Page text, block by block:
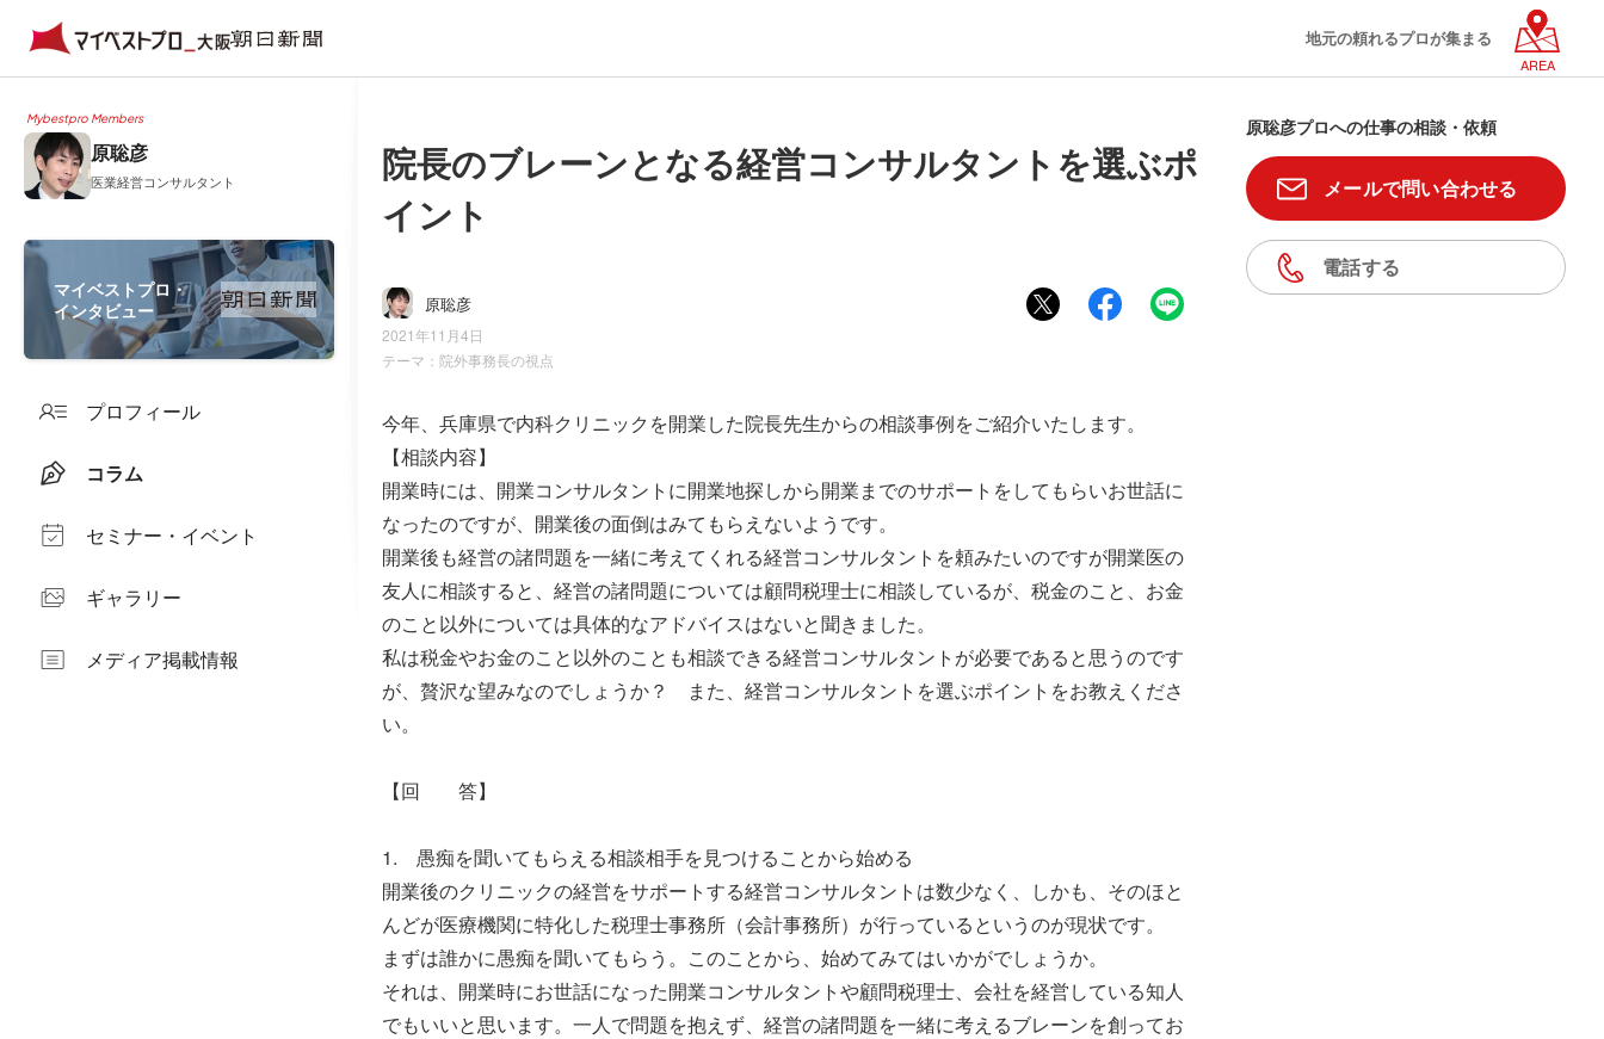
地元の頼れるプロが集まる
AREA
Mybestpro Members
原聡彦
医業経営コンサルタント
マイベストプロ・
インタビュー
プロフィール
コラム
セミナー・イベント
ギャラリー
メディア掲載情報
院長のブレーンとなる経営コンサルタントを選ぶポ
イント
原聡彦
2021年11月4日
テーマ： 院外事務長の視点
今年、兵庫県で内科クリニックを開業した院長先生からの相談事例をご紹介いたします。
【相談内容】
開業時には、開業コンサルタントに開業地探しから開業までのサポートをしてもらいお世話に
なったのですが、開業後の面倒はみてもらえないようです。
開業後も経営の諸問題を一緒に考えてくれる経営コンサルタントを頼みたいのですが開業医の
友人に相談すると、経営の諸問題については顧問税理士に相談しているが、税金のこと、お金
のこと以外については具体的なアドバイスはないと聞きました。
私は税金やお金のこと以外のことも相談できる経営コンサルタントが必要であると思うのです
が、贅沢な望みなのでしょうか？ また、経営コンサルタントを選ぶポイントをお教えくださ
い。
【回 答】
1. 愚痴を聞いてもらえる相談相手を見つけることから始める
開業後のクリニックの経営をサポートする経営コンサルタントは数少なく、しかも、そのほと
んどが医療機関に特化した税理士事務所（会計事務所）が行っているというのが現状です。
まずは誰かに愚痴を聞いてもらう。このことから、始めてみてはいかがでしょうか。
それは、開業時にお世話になった開業コンサルタントや顧問税理士、会社を経営している知人
でもいいと思います。一人で問題を抱えず、経営の諸問題を一緒に考えるブレーンを創ってお
原聡彦プロへの仕事の相談・依頼
メールで問い合わせる
電話する